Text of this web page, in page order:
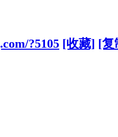
?5105 [收藏] [复